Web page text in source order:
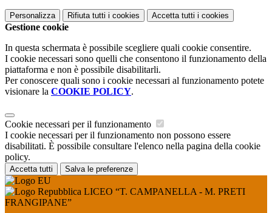
Personalizza Rifiuta tutti i cookies Accetta tutti i cookies
Gestione cookie
In questa schermata è possibile scegliere quali cookie consentire.
I cookie necessari sono quelli che consentono il funzionamento della
piattaforma e non è possibile disabilitarli.
Per conoscere quali sono i cookie necessari al funzionamento potete
visionare la COOKIE POLICY.
Cookie necessari per il funzionamento
I cookie necessari per il funzionamento non possono essere
disabilitati. È possibile consultare l'elenco nella pagina della cookie
policy.
Accetta tutti Salva le preferenze
LICEO “T. CAMPANELLA - M. PRETI
FRANGIPANE”